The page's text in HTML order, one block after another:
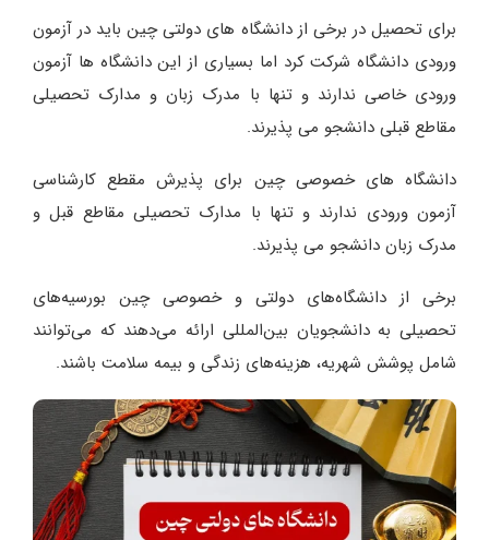
برای تحصیل در برخی از دانشگاه های دولتی چین باید در آزمون
ورودی دانشگاه شرکت کرد اما بسیاری از این دانشگاه ها آزمون
ورودی خاصی ندارند و تنها با مدرک زبان و مدارک تحصیلی
مقاطع قبلی دانشجو می پذیرند.
دانشگاه های خصوصی چین برای پذیرش مقطع کارشناسی
آزمون ورودی ندارند و تنها با مدارک تحصیلی مقاطع قبل و
مدرک زبان دانشجو می پذیرند.
برخی از دانشگاه‌های دولتی و خصوصی چین بورسیه‌های
تحصیلی به دانشجویان بین‌المللی ارائه می‌دهند که می‌توانند
شامل پوشش شهریه، هزینه‌های زندگی و بیمه سلامت باشند.